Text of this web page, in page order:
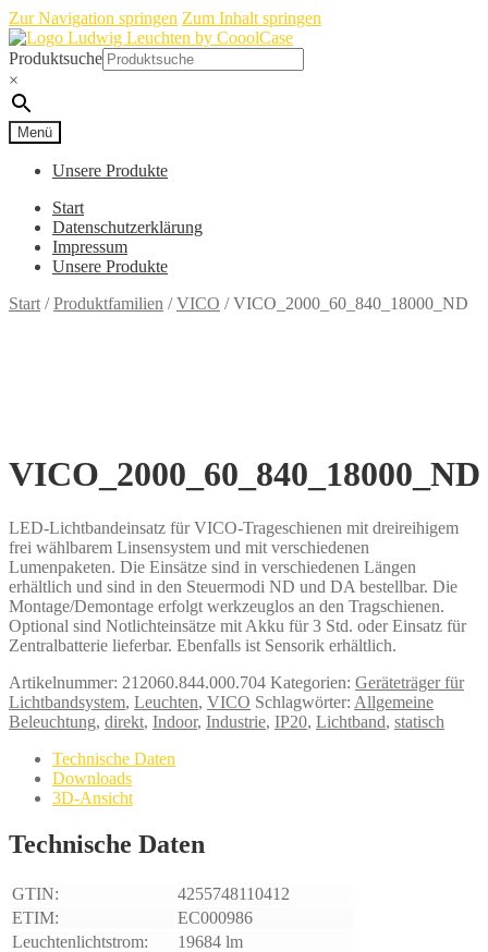
Zur Navigation springen Zum Inhalt springen
Produktsuche
×
Menü
Unsere Produkte
Start
Datenschutzerklärung
Impressum
Unsere Produkte
Start /Produktfamilien /VICO /VICO_2000_60_840_18000_ND
VICO_2000_60_840_18000_ND
LED-Lichtbandeinsatz für VICO-Trageschienen mit dreireihigem
frei wählbarem Linsensystem und mit verschiedenen
Lumenpaketen. Die Einsätze sind in verschiedenen Längen
erhältlich und sind in den Steuermodi ND und DA bestellbar. Die
Montage/Demontage erfolgt werkzeuglos an den Tragschienen.
Optional sind Notlichteinsätze mit Akku für 3 Std. oder Einsatz für
Zentralbatterie lieferbar. Ebenfalls ist Sensorik erhältlich.
Artikelnummer: 212060.844.000.704 Kategorien: Geräteträger für
Lichtbandsystem, Leuchten, VICO Schlagwörter: Allgemeine
Beleuchtung, direkt, Indoor, Industrie, IP20, Lichtband, statisch
Technische Daten
Downloads
3D-Ansicht
Technische Daten
GTIN:
4255748110412
ETIM:
EC000986
Leuchtenlichtstrom:
19684 lm